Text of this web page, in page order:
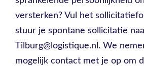
versterken? Vul het
stuur je spontane sollicitatie
Tilburg@logistique.nl. We
mogelijk contact met je op om